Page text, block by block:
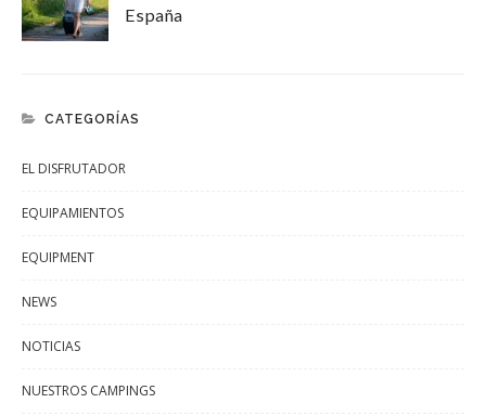
España
CATEGORÍAS
EL DISFRUTADOR
EQUIPAMIENTOS
EQUIPMENT
NEWS
NOTICIAS
NUESTROS CAMPINGS